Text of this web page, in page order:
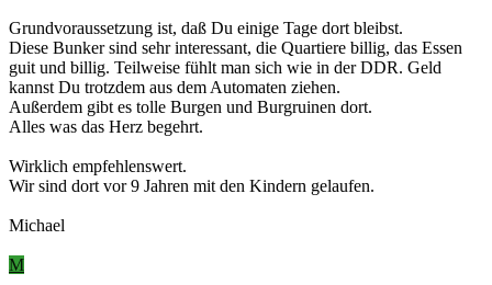
Grundvoraussetzung ist, daß Du einige Tage dort bleibst.
Diese Bunker sind sehr interessant, die Quartiere billig, das Essen
guit und billig. Teilweise fühlt man sich wie in der DDR. Geld
kannst Du trotzdem aus dem Automaten ziehen.
Außerdem gibt es tolle Burgen und Burgruinen dort.
Alles was das Herz begehrt.
Wirklich empfehlenswert.
Wir sind dort vor 9 Jahren mit den Kindern gelaufen.
Michael
M